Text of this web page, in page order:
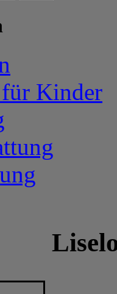
Kinder